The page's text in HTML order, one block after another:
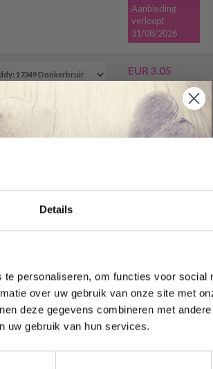
Details
personaliseren, om functies voor social
over uw gebruik van onze site met
deze gegevens combineren met
uw gebruik van hun services.
Aanbieding
verloopt
31/08/2026
EUR 3.05
Aanbieding
verloopt
31/08/2026
Aanbieding
Aanbieding
verloopt
31/08/2026
jusqu'à 50 %
en vous inscrivant à notre
gratuite !